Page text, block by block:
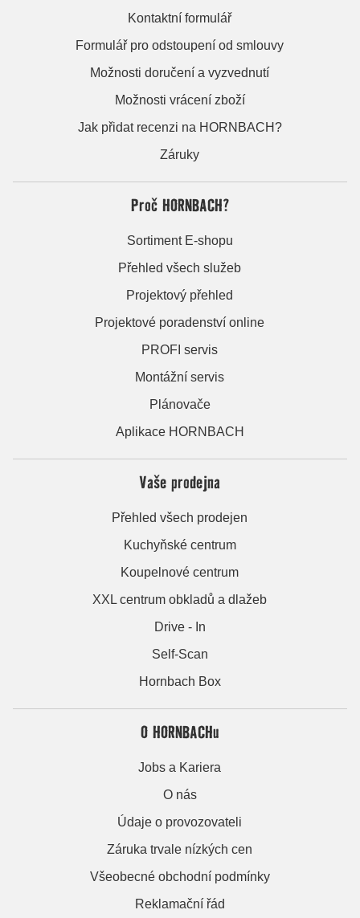
Kontaktní formulář
Formulář pro odstoupení od smlouvy
Možnosti doručení a vyzvednutí
Možnosti vrácení zboží
Jak přidat recenzi na HORNBACH?
Záruky
Proč HORNBACH?
Sortiment E-shopu
Přehled všech služeb
Projektový přehled
Projektové poradenství online
PROFI servis
Montážní servis
Plánovače
Aplikace HORNBACH
Vaše prodejna
Přehled všech prodejen
Kuchyňské centrum
Koupelnové centrum
XXL centrum obkladů a dlažeb
Drive - In
Self-Scan
Hornbach Box
O HORNBACHu
Jobs a Kariera
O nás
Údaje o provozovateli
Záruka trvale nízkých cen
Všeobecné obchodní podmínky
Reklamační řád